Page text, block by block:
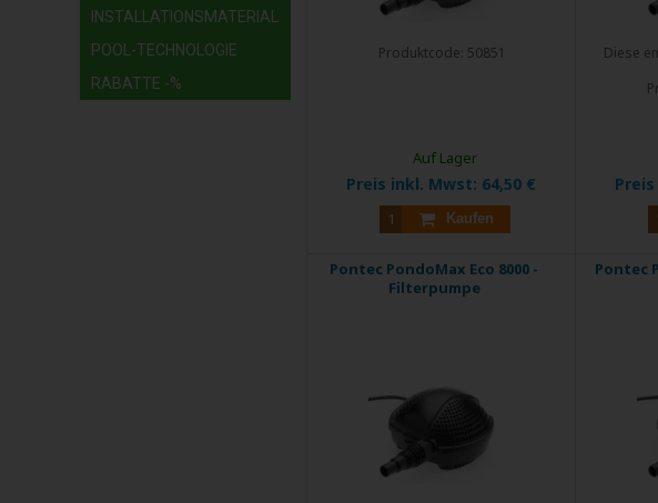
INSTALLATIONSMATERIAL
POOL-TECHNOLOGIE
RABATTE -%
Produktcode: 50851
Preis inkl. Mwst: 64,50 €
Kaufen
Auf Lager
Diese
Pontec PondoMax Eco 8000 -
Filterpumpe
Pontec